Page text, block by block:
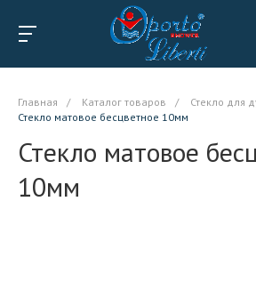
Главная / Каталог товаров / Стекло для
Стекло матовое бесцветное 10мм
Стекло матовое
10мм